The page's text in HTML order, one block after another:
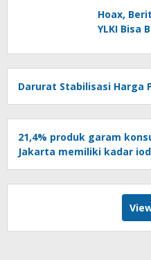
Hoax,
YLKI Bisa
Darurat Stabilisasi Harga
21,4% produk garam
Jakarta memiliki kadar